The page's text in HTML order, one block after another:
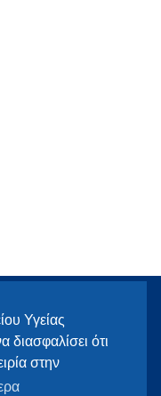
Υγείας
διασφαλίσει ότι
στην